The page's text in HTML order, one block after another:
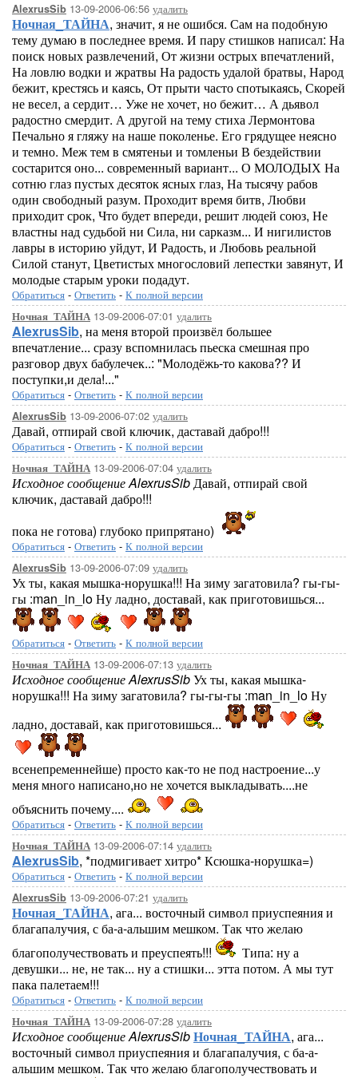
AlexrusSib 13-09-2006-06:56 удалить
Ночная_ТАЙНА, значит, я не ошибся. Сам на подобную
тему думаю в последнее время. И пару стишков написал: На
поиск новых развлечений, От жизни острых впечатлений,
На ловлю водки и жратвы На радость удалой братвы, Народ
бежит, крестясь и каясь, От прыти часто спотыкаясь, Скорей
не весел, а сердит… Уже не хочет, но бежит… А дьявол
радостно смердит. А другой на тему стиха Лермонтова
Печально я гляжу на наше поколенье. Его грядущее неясно
и темно. Меж тем в смятеньи и томленьи В бездействии
состарится оно... современный вариант... О МОЛОДЫХ На
сотню глаз пустых десяток ясных глаз, На тысячу рабов
один свободный разум. Проходит время битв, Любви
приходит срок, Что будет впереди, решит людей союз, Не
властны над судьбой ни Сила, ни сарказм... И нигилистов
лавры в историю уйдут, И Радость, и Любовь реальной
Силой станут, Цветистых многословий лепестки завянут, И
молодые старым уроки подадут.
Обратиться - Ответить - К полной версии
Ночная_ТАЙНА 13-09-2006-07:01 удалить
AlexrusSib, на меня второй произвёл большее
впечатление... сразу вспомнилась пьеска смешная про
разговор двух бабулечек..: "Молодёжь-то какова?? И
поступки,и дела!..."
Обратиться - Ответить - К полной версии
AlexrusSib 13-09-2006-07:02 удалить
Давай, отпирай свой ключик, даставай дабро!!!
Обратиться - Ответить - К полной версии
Ночная_ТАЙНА 13-09-2006-07:04 удалить
Исходное сообщение AlexrusSibДавай, отпирай свой
ключик, даставай дабро!!!
пока не готова) глубоко припрятано)
Обратиться - Ответить - К полной версии
AlexrusSib 13-09-2006-07:09 удалить
Ух ты, какая мышка-норушка!!! На зиму загатовила? гы-гы-
гы :man_in_lo Ну ладно, доставай, как приготовишься...
Обратиться - Ответить - К полной версии
Ночная_ТАЙНА 13-09-2006-07:13 удалить
Исходное сообщение AlexrusSibУх ты, какая мышка-
норушка!!! На зиму загатовила? гы-гы-гы :man_in_lo Ну
ладно, доставай, как приготовишься...
всенепременнейше) просто как-то не под настроение...у
меня много написано,но не хочется выкладывать....не
объяснить почему....
Обратиться - Ответить - К полной версии
Ночная_ТАЙНА 13-09-2006-07:14 удалить
AlexrusSib, *подмигивает хитро* Ксюшка-норушка=)
Обратиться - Ответить - К полной версии
AlexrusSib 13-09-2006-07:21 удалить
Ночная_ТАЙНА, ага... восточный символ приуспеяния и
благапалучия, с ба-а-альшим мешком. Так что желаю
благополучествовать и преуспеять!!!
Типа: ну а
девушки... не, не так... ну а стишки... этта потом. А мы тут
пака палетаем!!!
Обратиться - Ответить - К полной версии
Ночная_ТАЙНА 13-09-2006-07:28 удалить
Исходное сообщение AlexrusSibНочная_ТАЙНА, ага...
восточный символ приуспеяния и благапалучия, с ба-а-
альшим мешком. Так что желаю благополучествовать и